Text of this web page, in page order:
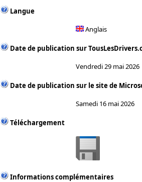
Langue
Anglais
Date de publication sur
Vendredi 29 mai 2026
Date de publication sur le site de
Samedi 16 mai 2026
Téléchargement
Informations complémentaires